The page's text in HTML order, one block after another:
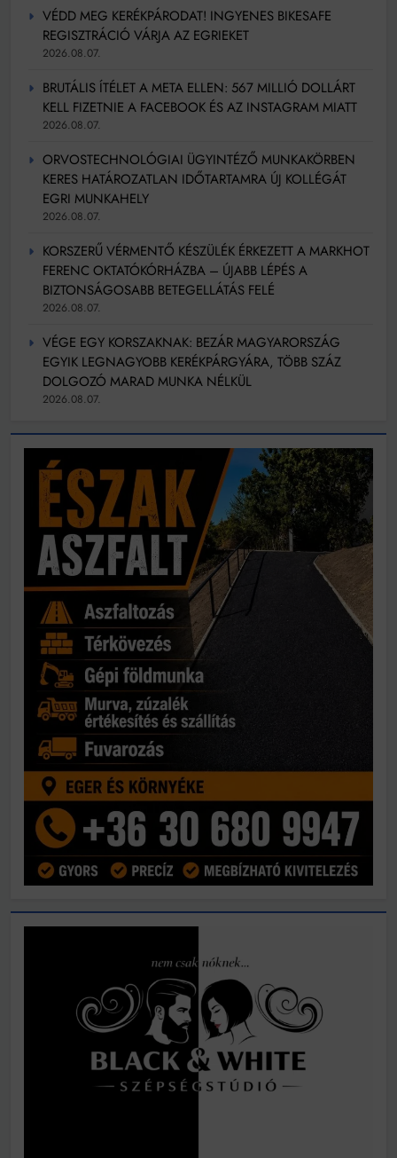
VÉDD MEG KERÉKPÁRODAT! INGYENES BIKESAFE
REGISZTRÁCIÓ VÁRJA AZ EGRIEKET
2026.08.07.
BRUTÁLIS ÍTÉLET A META ELLEN: 567 MILLIÓ DOLLÁRT
KELL FIZETNIE A FACEBOOK ÉS AZ INSTAGRAM MIATT
2026.08.07.
ORVOSTECHNOLÓGIAI ÜGYINTÉZŐ MUNKAKÖRBEN
KERES HATÁROZATLAN IDŐTARTAMRA ÚJ KOLLÉGÁT
EGRI MUNKAHELY
2026.08.07.
KORSZERŰ VÉRMENTŐ KÉSZÜLÉK ÉRKEZETT A MARKHOT
FERENC OKTATÓKÓRHÁZBA – ÚJABB LÉPÉS A
BIZTONSÁGOSABB BETEGELLÁTÁS FELÉ
2026.08.07.
VÉGE EGY KORSZAKNAK: BEZÁR MAGYARORSZÁG
EGYIK LEGNAGYOBB KERÉKPÁRGYÁRA, TÖBB SZÁZ
DOLGOZÓ MARAD MUNKA NÉLKÜL
2026.08.07.